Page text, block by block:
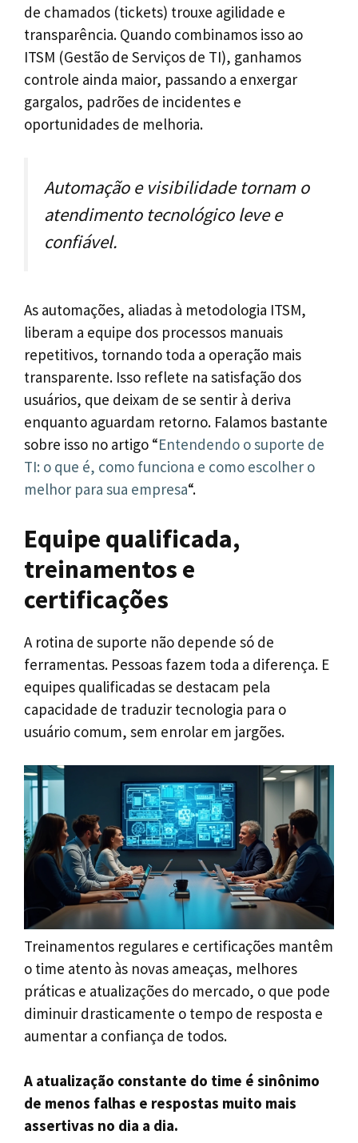
de chamados (tickets) trouxe agilidade e
transparência. Quando combinamos isso ao
ITSM (Gestão de Serviços de TI), ganhamos
controle ainda maior, passando a enxergar
gargalos, padrões de incidentes e
oportunidades de melhoria.
Automação e visibilidade tornam o
atendimento tecnológico leve e
confiável.
As automações, aliadas à metodologia ITSM,
liberam a equipe dos processos manuais
repetitivos, tornando toda a operação mais
transparente. Isso reflete na satisfação dos
usuários, que deixam de se sentir à deriva
enquanto aguardam retorno. Falamos bastante
sobre isso no artigo “Entendendo o suporte de
TI: o que é, como funciona e como escolher o
melhor para sua empresa“.
Equipe qualificada,
treinamentos e
certificações
A rotina de suporte não depende só de
ferramentas. Pessoas fazem toda a diferença. E
equipes qualificadas se destacam pela
capacidade de traduzir tecnologia para o
usuário comum, sem enrolar em jargões.
Treinamentos regulares e certificações mantêm
o time atento às novas ameaças, melhores
práticas e atualizações do mercado, o que pode
diminuir drasticamente o tempo de resposta e
aumentar a confiança de todos.
A atualização constante do time é sinônimo
de menos falhas e respostas muito mais
assertivas no dia a dia.